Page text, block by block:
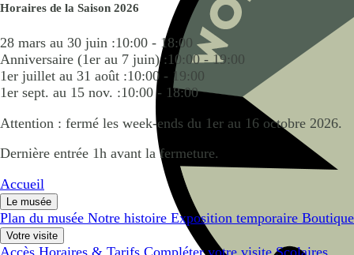
Horaires de la Saison 2026
28 mars au 30 juin :10:00 - 18:00
Anniversaire (1er au 7 juin) : 10:00 - 19:00
1er juillet au 31 août :10:00 - 19:00
1er sept. au 15 nov. :10:00 - 18:00
Attention : fermé les week-ends du 1er au 16 octobre 2026.
Dernière entrée 1h avant la fermeture.
Accueil
Le musée
Plan du musée Notre histoire Exposition temporaire Boutique
Votre visite